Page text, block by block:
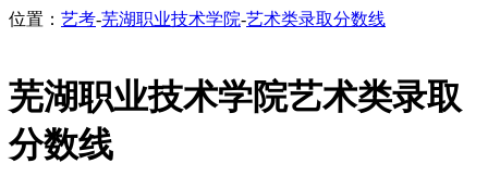
位置： 艺考-芜湖职业技术学院-艺术类录取分数线
芜湖职业技术学院艺术类录取
分数线